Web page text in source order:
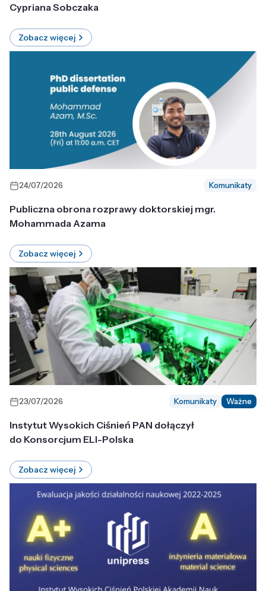
Cypriana Sobczaka
Zobacz więcej
24/07/2026 Komunikaty
Publiczna obrona rozprawy doktorskiej mgr.
Mohammada Azama
Zobacz więcej
23/07/2026 Komunikaty Ważne
Instytut Wysokich Ciśnień PAN dołączył
do Konsorcjum ELI-Polska
Zobacz więcej